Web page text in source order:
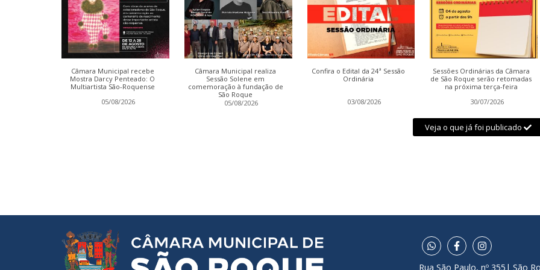
Câmara Municipal recebe
Mostra Darcy Penteado: O
Multiartista São-Roquense
05/08/2026
Câmara Municipal realiza
Sessão Solene em
comemoração à fundação de
São Roque
05/08/2026
Confira o Edital da 24ª Sessão
Ordinária
03/08/2026
Sessões Ordinárias da Câmara
de São Roque serão retomadas
na próxima terça-feira
30/07/2026
Veja o que já foi publicado
Rua São Paulo, nº 355| São